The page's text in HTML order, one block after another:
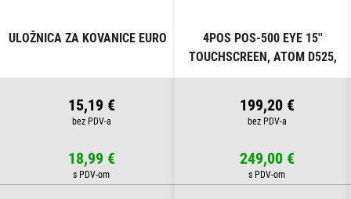
ULOŽNICA ZA KOVANICE EURO
15,19 €
18,99 €
4POS POS-500 EYE 15''
TOUCHSCREEN, ATOM D525,
4GB, SSD 120GB
199,20 €
249,00 €